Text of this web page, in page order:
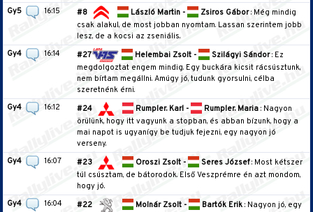
Gy5
16:15 #8 László Martin - Zsiros Gábor: Még mindig
csak alakul, de most jobban nyomtam. Lassan szerintem jobb
lesz, de a kocsi az zseniális.
Gy4
16:14 #27 Helembai Zsolt - Szilágyi Sándor: Ez
megdolgoztat engem mindig. Egy buckára kicsit rácsúsztunk,
nem bírtam megállni. Amúgy jó, tudunk gyorsulni, célba
szeretnénk érni.
Gy4
16:12 #24 Rumpler. Karl - Rumpler. Maria: Nagyon
örülünk, hogy itt vagyunk a stopban, és abban bízunk, hogy a
mai napot is ugyanígy be tudjuk fejezni, egy nagyon jó
verseny.
Gy4
16:07 #23 Oroszi Zsolt - Seres József: Most kétszer
túl csúsztam, de bátorodok. Első Veszprémre én azt mondom,
hogy jó.
Gy4
16:04 #22 Molnár Zsolt - Bartók Erik: Nagyon jó, egy